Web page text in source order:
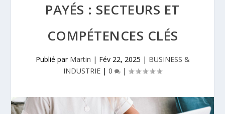
PAYÉS : SECTEURS ET
COMPÉTENCES CLÉS
Publié par Martin | Fév 22, 2025 | BUSINESS &
INDUSTRIE | 0 |